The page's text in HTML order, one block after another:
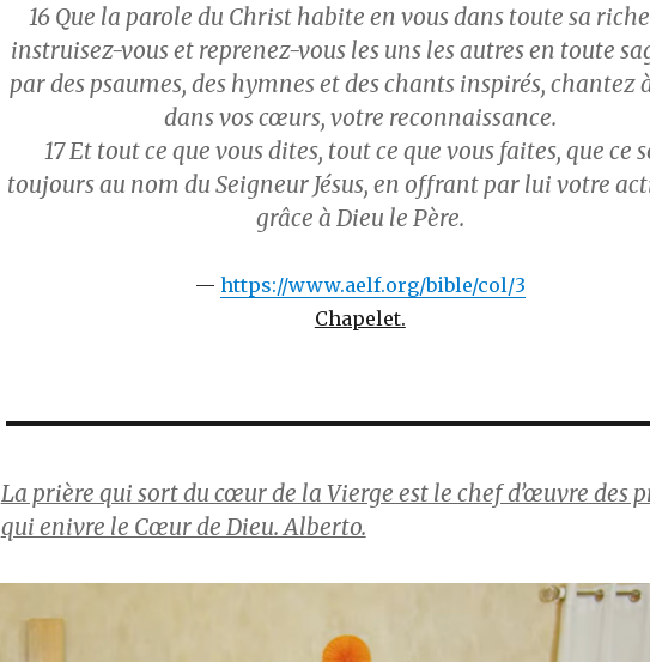
16 Que la parole du Christ habite en vous dans toute sa
instruisez-vous et reprenez-vous les uns les autres en toute
par des psaumes, des hymnes et des chants inspirés, chantez
dans vos cœurs, votre reconnaissance.
17Et tout ce que vous dites, tout ce que vous faites, que ce
toujours au nom du Seigneur Jésus, en offrant par lui votre
grâce à Dieu le Père.
https://www.aelf.org/bible/col/3
Chapelet.
La prière qui sort du cœur de la Vierge est le chef d’œuvre des
qui enivre le Cœur de Dieu. Alberto.